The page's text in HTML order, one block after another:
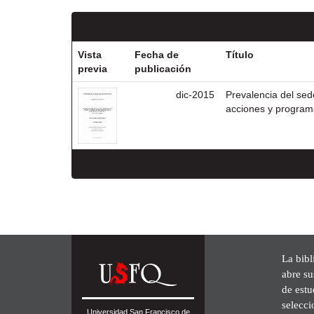
Vista
previa
Fecha de
publicación
Título
dic-2015
Prevalencia del
acciones y
Universidad San Francisco de
La
abre
de